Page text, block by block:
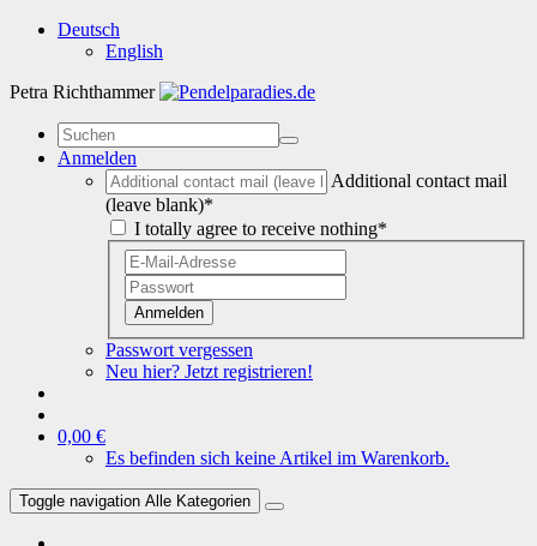
Deutsch
English
Petra Richthammer
Anmelden
Additional contact mail
(leave blank)*
I totally agree to receive nothing*
Anmelden
Passwort vergessen
Neu hier? Jetzt registrieren!
0,00 €
Es befinden sich keine Artikel im Warenkorb.
Toggle navigation Alle Kategorien